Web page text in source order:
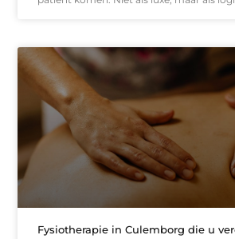
Fysiotherapie in Culemborg die u